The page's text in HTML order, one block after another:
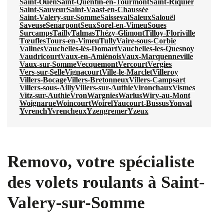
Saint-OuenSaint-Quentin-en-TourmontSaint-Riquier
Saint-SauveurSaint-Vaast-en-Chaussée
Saint-Valery-sur-SommeSaissevalSaleuxSalouël
SaveuseSenarpontSeuxSorel-en-VimeuSoues
SurcampsTaillyTalmasThézy-GlimontTilloy-Floriville
TœuflesTours-en-VimeuTullyVaire-sous-Corbie
ValinesVauchelles-lès-DomartVauchelles-les-Quesnoy
VaudricourtVaux-en-AmiénoisVaux-Marquenneville
Vaux-sur-SommeVecquemontVercourtVergies
Vers-sur-SelleVignacourtVille-le-MarcletVilleroy
Villers-BocageVillers-BretonneuxVillers-Campsart
Villers-sous-AillyVillers-sur-AuthieVironchauxVismes
Vitz-sur-AuthieVronWargniesWarlusWiry-au-Mont
WoignarueWoincourtWoirelYaucourt-BussusYonval
YvrenchYvrencheuxYzengremerYzeux
Removo, votre spécialiste
des volets roulants à Saint-
Valery-sur-Somme